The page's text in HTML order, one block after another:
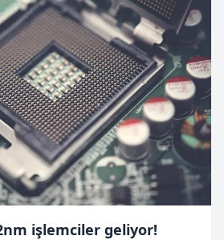
2nm işlemciler geliyor!